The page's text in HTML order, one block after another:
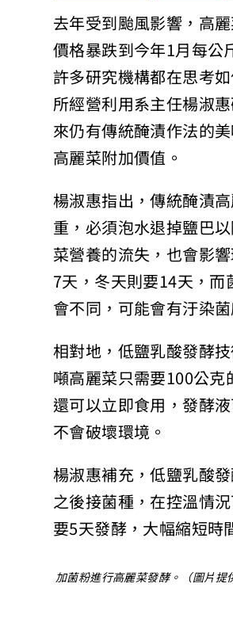
去年受到颱風影響，高
價格暴跌到今年1月每
許多研究機構都在思考
所經營利用系主任楊淑
來仍有傳統醃漬作法的
高麗菜附加價值。
楊淑惠指出，傳統醃漬
重，必須泡水退掉鹽巴
菜營養的流失，也會影
7天，冬天則要14天，
會不同，可能會有汙染
相對地，低鹽乳酸發酵
噸高麗菜只需要100公
還可以立即食用，發酵
不會破壞環境。
楊淑惠補充，低鹽乳酸
之後接菌種，在控溫情
要5天發酵，大幅縮短時
加菌粉進行高麗菜發酵。（圖片提